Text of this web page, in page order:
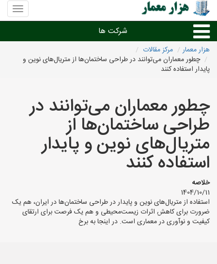
منوی
سایت
معمار
شرکت ها
طراحی داخلی و دکوراسیون داخلی
شرکت های معماری شهرها
هزار معمار
مرکز مقالات
چطور معماران می‌توانند در طراحی ساختمان‌ها از متریال‌های نوین و
پایدار استفاده کنند
چطور معماران می‌توانند در
طراحی ساختمان‌ها از
متریال‌های نوین و پایدار
استفاده کنند
خلاصه
1404/10/11
استفاده از متریال‌های نوین و پایدار در طراحی ساختمان‌ها در ایران، هم یک
ضرورت برای کاهش اثرات زیست‌محیطی و هم یک فرصت برای ارتقای
کیفیت و نوآوری در معماری است. در اینجا به برخ